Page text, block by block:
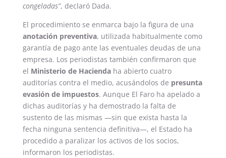
congeladas”, declaró Dada.
El procedimiento se enmarca bajo la figura de una
anotación preventiva, utilizada habitualmente como
garantía de pago ante las eventuales deudas de una
empresa. Los periodistas también confirmaron que
el Ministerio de Haciendaha abierto cuatro
auditorías contra el medio, acusándolos de presunta
evasión de impuestos. Aunque El Faro ha apelado a
dichas auditorías y ha demostrado la falta de
sustento de las mismas —sin que exista hasta la
fecha ninguna sentencia definitiva—, el Estado ha
procedido a paralizar los activos de los socios,
informaron los periodistas.